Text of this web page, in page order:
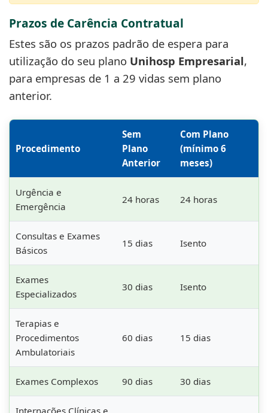
Prazos de Carência Contratual
Estes são os prazos padrão de espera para
utilização do seu plano Unihosp Empresarial,
para empresas de 1 a 29 vidas sem plano
anterior.
Procedimento
Sem
Plano
Anterior
Com Plano
(mínimo 6
meses)
Urgência e
Emergência
24 horas 24 horas
Consultas e Exames
Básicos
15 dias Isento
Exames
Especializados
30 dias Isento
Terapias e
Procedimentos
Ambulatoriais
60 dias 15 dias
Exames Complexos 90 dias 30 dias
Internações Clínicas e